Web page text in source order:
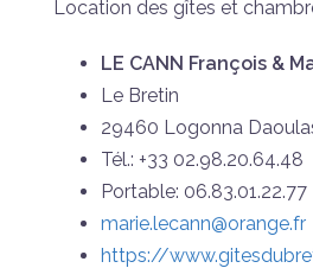
Location des gîtes et
LE CANN François &
Le Bretin
29460 Logonna
Tél.: +33 02.98.20.64.48
Portable: 06.83.01.22.77
marie.lecann@orange.fr
https://